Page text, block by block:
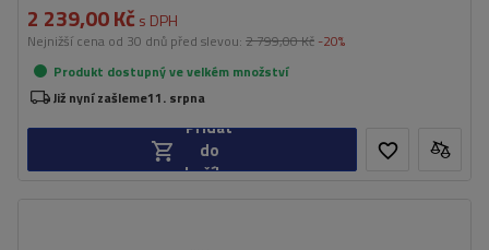
2 239,00 Kč s DPH
Nejnižší cena od 30 dnů před slevou: 2 799,00 Kč -20%
Produkt dostupný ve velkém množství
Již nyní zašleme11. srpna
Přidat
do
košíku